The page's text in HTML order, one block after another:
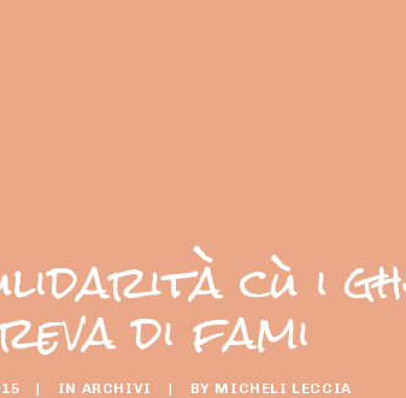
cù i
di fami
| IN ARCHIVI | BY MICHELI LECCIA